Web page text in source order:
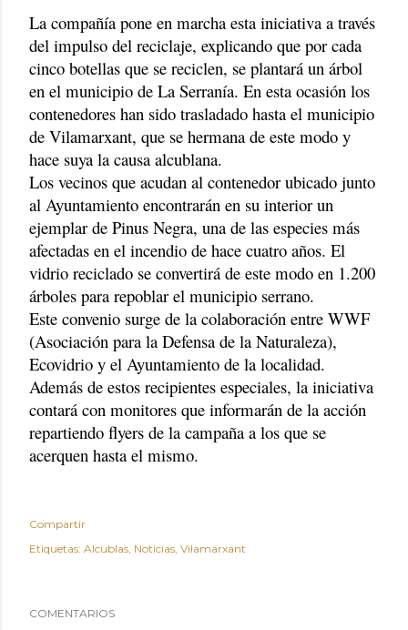
La compañía pone en marcha esta iniciativa a través
del impulso del reciclaje, explicando que por cada
cinco botellas que se reciclen, se plantará un árbol
en el municipio de La Serranía. En esta ocasión los
contenedores han sido trasladado hasta el municipio
de Vilamarxant, que se hermana de este modo y
hace suya la causa alcublana.
Los vecinos que acudan al contenedor ubicado junto
al Ayuntamiento encontrarán en su interior un
ejemplar de Pinus Negra, una de las especies más
afectadas en el incendio de hace cuatro años. El
vidrio reciclado se convertirá de este modo en 1.200
árboles para repoblar el municipio serrano.
Este convenio surge de la colaboración entre WWF
(Asociación para la Defensa de la Naturaleza),
Ecovidrio y el Ayuntamiento de la localidad.
Además de estos recipientes especiales, la iniciativa
contará con monitores que informarán de la acción
repartiendo flyers de la campaña a los que se
acerquen hasta el mismo.
Compartir
Etiquetas: Alcublas Noticias Vilamarxant
COMENTARIOS